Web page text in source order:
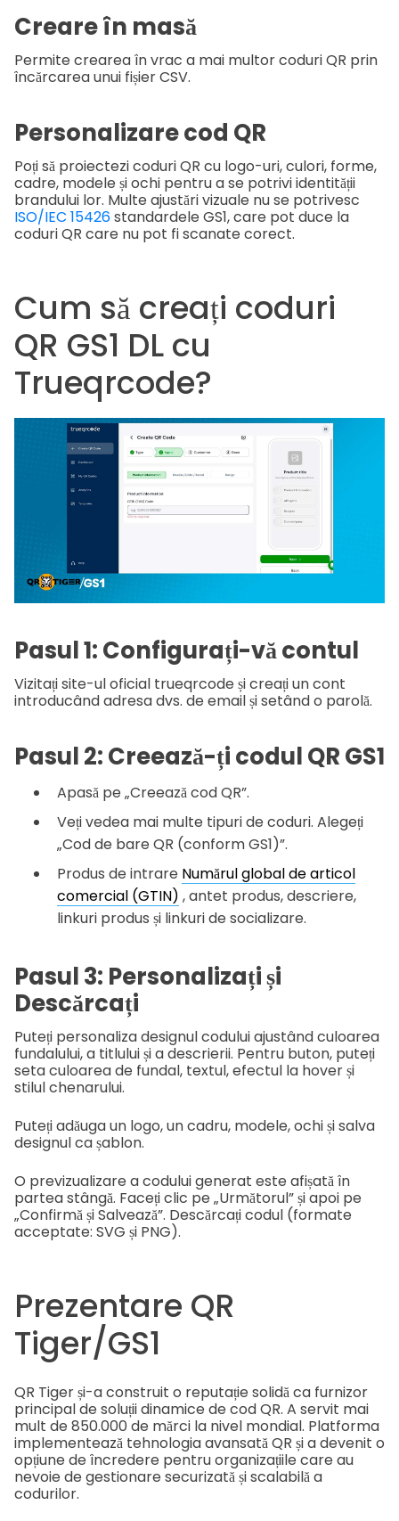
Creare în masă
Permite crearea în vrac a mai multor coduri QR prin
încărcarea unui fișier CSV.
Personalizare cod QR
Poți să proiectezi coduri QR cu logo-uri, culori, forme,
cadre, modele și ochi pentru a se potrivi identității
brandului lor. Multe ajustări vizuale nu se potrivesc
ISO/IEC 15426standardele GS1, care pot duce la
coduri QR care nu pot fi scanate corect.
Cum să creați coduri
QR GS1 DL cu
Trueqrcode?
Pasul 1: Configurați-vă contul
Vizitați site-ul oficial trueqrcode și creați un cont
introducând adresa dvs. de email și setând o parolă.
Pasul 2: Creează-ți codul QR GS1
Apasă pe „Creează cod QR”.
Veți vedea mai multe tipuri de coduri. Alegeți
„Cod de bare QR (conform GS1)”.
Produs de intrare Numărul global de articol
comercial (GTIN) , antet produs, descriere,
linkuri produs și linkuri de socializare.
Pasul 3: Personalizați și
Descărcați
Puteți personaliza designul codului ajustând culoarea
fundalului, a titlului și a descrierii. Pentru buton, puteți
seta culoarea de fundal, textul, efectul la hover și
stilul chenarului.
Puteți adăuga un logo, un cadru, modele, ochi și salva
designul ca șablon.
O previzualizare a codului generat este afișată în
partea stângă. Faceți clic pe „Următorul” și apoi pe
„Confirmă și Salvează”. Descărcați codul (formate
acceptate: SVG și PNG).
Prezentare QR
Tiger/GS1
QR Tiger și-a construit o reputație solidă ca furnizor
principal de soluții dinamice de cod QR. A servit mai
mult de 850.000 de mărci la nivel mondial. Platforma
implementează tehnologia avansată QR și a devenit o
opțiune de încredere pentru organizațiile care au
nevoie de gestionare securizată și scalabilă a
codurilor.